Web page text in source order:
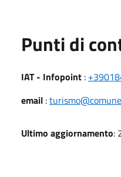
Punti di
IAT - Infopoint :
email :
Ultimo aggiornamento: